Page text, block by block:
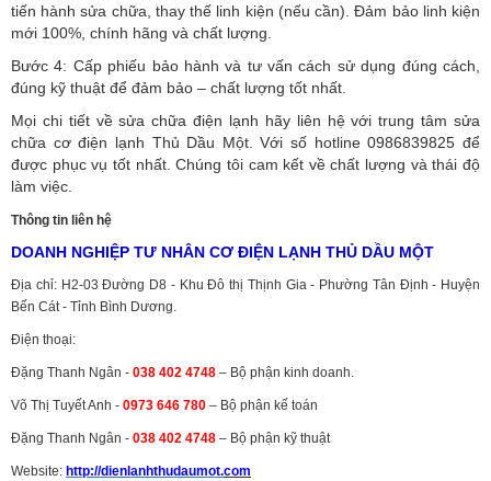
tiến hành sửa chữa, thay thế linh kiện (nếu cần). Đảm bảo linh kiện
mới 100%, chính hãng và chất lượng.
Bước 4: Cấp phiếu bảo hành và tư vấn cách sử dụng đúng cách,
đúng kỹ thuật để đảm bảo – chất lượng tốt nhất.
Mọi chi tiết về sửa chữa điện lạnh hãy liên hệ với trung tâm sửa
chữa cơ điện lạnh Thủ Dầu Một. Với số hotline 0986839825 để
được phục vụ tốt nhất. Chúng tôi cam kết về chất lượng và thái độ
làm việc.
Thông tin liên hệ
DOANH NGHIỆP TƯ NHÂN CƠ ĐIỆN LẠNH THỦ DẦU MỘT
Địa chỉ: H2-03 Đường D8 - Khu Đô thị Thịnh Gia - Phường Tân Định - Huyện
Bến Cát - Tỉnh Bình Dương.
Điện thoại:
Đặng Thanh Ngân - 038 402 4748 – Bộ phận kinh doanh.
Võ Thị Tuyết Anh - 0973 646 780 – Bộ phận kế toán
Đặng Thanh Ngân - 038 402 4748 – Bộ phận kỹ thuật
Website: http://dienlanhthudaumot.com